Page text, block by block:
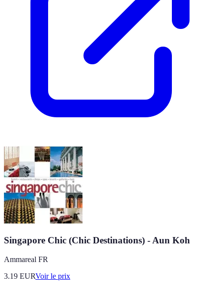
Singapore Chic (Chic Destinations) - Aun Koh
Ammareal FR
3.19 EURVoir le prix